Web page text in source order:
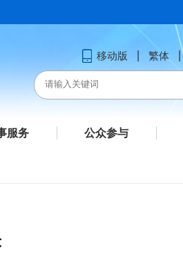
移动版 繁体
服务 公众参与